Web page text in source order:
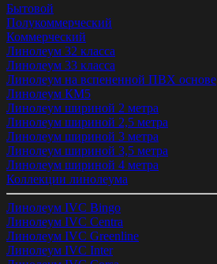
Бытовой
Полукоммерческий
Коммерческий
Линолеум 32 класса
Линолеум 33 класса
Линолеум на вспененной ПВХ основе
Линолеум КМ5
Линолеум шириной 2 метра
Линолеум шириной 2,5 метра
Линолеум шириной 3 метра
Линолеум шириной 3,5 метра
Линолеум шириной 4 метра
Коллекции линолеума
Линолеум IVC Bingo
Линолеум IVC Centra
Линолеум IVC Greenline
Линолеум IVC Inter